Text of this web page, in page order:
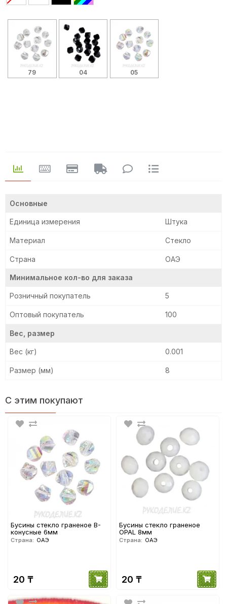
Основные
Единица измерения Штука
Материал Стекло
Страна ОАЭ
Минимальное кол-во для заказа
Розничный покупатель 5
Оптовый покупатель 100
Вес, размер
Вес (кг) 0.001
Размер (мм) 8
79 04 05
С этим покупают
Бусины стекло граненое B-
конусные 6мм
Страна: ОАЭ
20 ₸
Бусины стекло граненое
OPAL 8мм
Страна: ОАЭ
20 ₸